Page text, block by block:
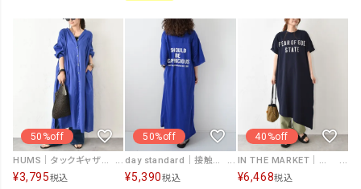
50%off
HUMS｜タックギャザーシャツワンピース [[WOA2583]][C]
¥3,795税込
50%off
day standard｜接触冷感ロゴワンピース [[J262125-28]][D]
¥5,390税込
40%off
IN THE MARKET｜ロゴカットワンピース [[C-2589]][C]
¥6,468税込